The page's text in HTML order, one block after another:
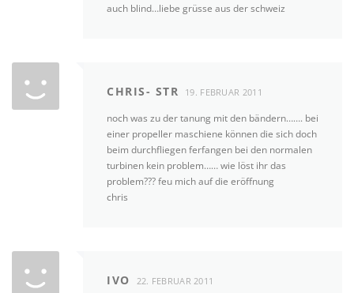
g
auch blind…liebe grüsse aus der schweiz
CHRIS- STR 19. FEBRUAR 2011
noch was zu der tanung mit den bändern……. bei
einer propeller maschiene können die sich doch
beim durchfliegen ferfangen bei den normalen
turbinen kein problem…… wie löst ihr das
problem??? feu mich auf die eröffnung
chris
IVO 22. FEBRUAR 2011